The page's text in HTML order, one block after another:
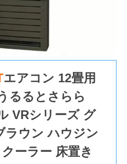
エアコン 12畳用
るるとさらら
VRシリーズ グ
ラウン ハウジン
ーラー 床置き